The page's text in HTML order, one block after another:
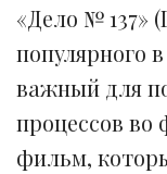
«Дело № 137»
популярного
важный для
процессов во
фильм,